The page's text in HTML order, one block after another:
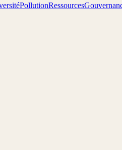
PollutionRessources